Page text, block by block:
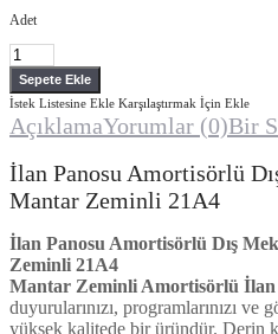
Adet
İstek Listesine Ekle Karşılaştırmak İçin Ekle
AçıklamaYorumlar (0)Bir
İlan Panosu Amortisörlü
Mantar Zeminli 21A4
İlan Panosu Amortisörlü Dış
Zeminli 21A4
Mantar Zeminli Amortisörlü İlan
duyurularınızı, programlarınızı
yüksek kalitede bir üründür. Derin